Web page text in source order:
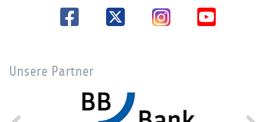
Unsere Partner